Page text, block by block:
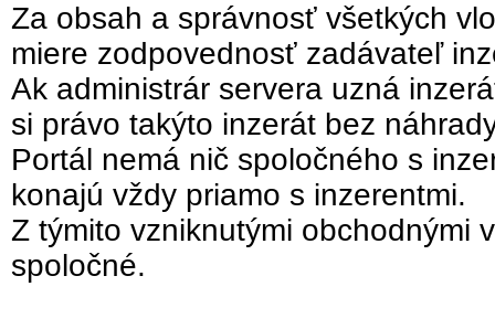
Za obsah a správnosť všetkých
miere zodpovednosť zadávateľ
Ak administrár servera uzná
si právo takýto inzerát bez
Portál nemá nič spoločného s
konajú vždy priamo s inzerentmi.
Z týmito vzniknutými obchodnými
spoločné.